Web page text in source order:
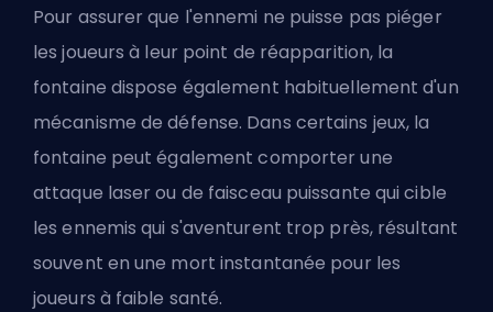
Pour assurer que l'ennemi ne puisse pas piéger
les joueurs à leur point de réapparition, la
fontaine dispose également habituellement d'un
mécanisme de défense. Dans certains jeux, la
fontaine peut également comporter une
attaque laser ou de faisceau puissante qui cible
les ennemis qui s'aventurent trop près, résultant
souvent en une mort instantanée pour les
joueurs à faible santé.